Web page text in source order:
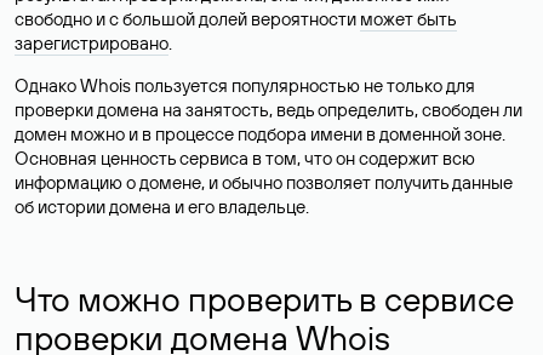
свободно и с большой долей вероятности может быть
зарегистрировано.
Однако Whois пользуется популярностью не только для
проверки домена на занятость, ведь определить, свободен ли
домен можно и в процессе подбора имени в доменной зоне.
Основная ценность сервиса в том, что он содержит всю
информацию о домене, и обычно позволяет получить данные
об истории домена и его владельце.
Что можно проверить в сервисе
проверки домена Whois